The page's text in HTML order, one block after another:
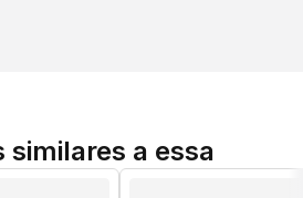
similares a essa